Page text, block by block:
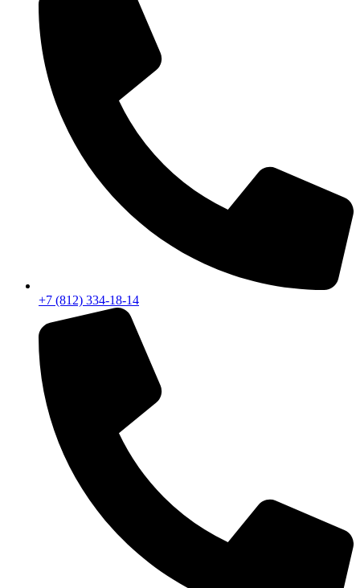
+7 (812) 334-18-14